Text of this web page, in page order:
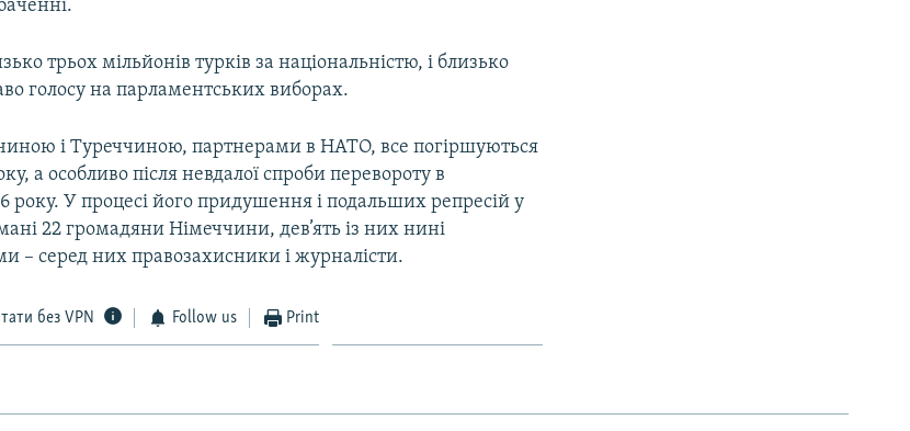
трьох мільйонів турків за національністю, і близько
голосу на парламентських виборах.
і Туреччиною, партнерами в НАТО, все погіршуються
а особливо після невдалої спроби перевороту в
року. У процесі його придушення і подальших репресій у
22 громадяни Німеччини, дев’ять із них нині
– серед них правозахисники і журналісти.
без VPN Follow us Print